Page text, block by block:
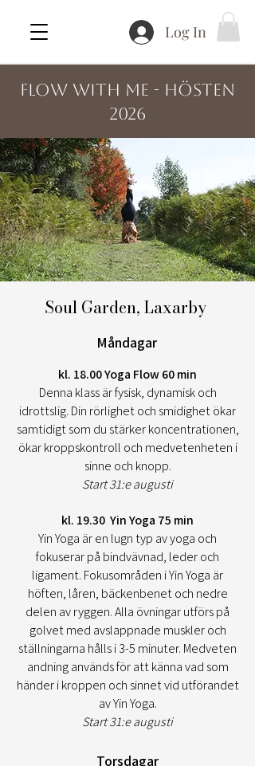
Log In
FLOW WITH ME - hösten
2026
Soul Garden, Laxarby
Måndagar
kl. 18.00 Yoga Flow 60 min
Denna klass är fysisk, dynamisk och
idrottslig. Din rörlighet och smidighet ökar
samtidigt som du stärker koncentrationen,
ökar kroppskontroll och medvetenheten i
sinne och knopp.
Start 31:e augusti
kl. 19.30 Yin Yoga 75 min
Yin Yoga är en lugn typ av yoga och
fokuserar på bindvävnad, leder och
ligament. Fokusområden i Yin Yoga är
höften, låren, bäckenbenet och nedre
delen av ryggen. Alla övningar utförs på
golvet med avslappnade muskler och
ställningarna hålls i 3-5 minuter. Medveten
andning används för att känna vad som
händer i kroppen och sinnet vid utförandet
av Yin Yoga.
Start 31:e augusti
Torsdagar